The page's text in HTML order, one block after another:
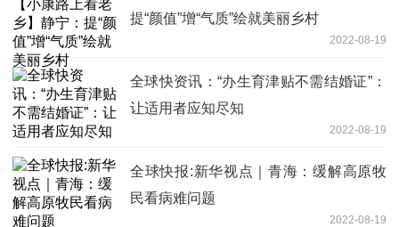
提“颜值”增“气质”绘就美丽乡村
2022-08-19
全球快资讯：“办生育津贴不需结婚证”：
让适用者应知尽知
2022-08-19
全球快报:新华视点｜青海：缓解高原牧
民看病难问题
2022-08-19